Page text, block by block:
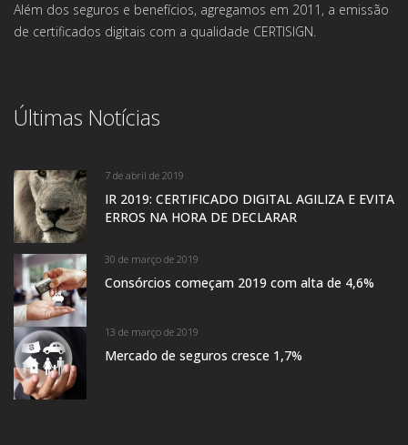
Além dos seguros e benefícios, agregamos em 2011, a emissão
de certificados digitais com a qualidade CERTISIGN.
Últimas Notícias
7 de abril de 2019
IR 2019: CERTIFICADO DIGITAL AGILIZA E EVITA
ERROS NA HORA DE DECLARAR
30 de março de 2019
Consórcios começam 2019 com alta de 4,6%
13 de março de 2019
Mercado de seguros cresce 1,7%